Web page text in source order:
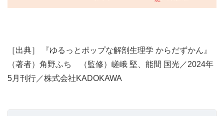
［出典］ 『ゆるっとポップな解剖生理学 からだずかん』
（著者）角野ふち （監修）嵯峨 堅、能間 国光／2024年
5月刊行／株式会社KADOKAWA